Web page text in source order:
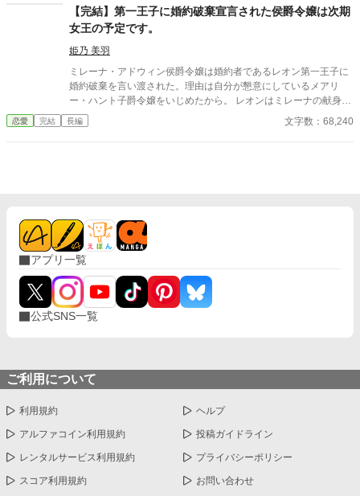
決意し、国を去ろうとする。 しかしその道中、レイアー嬢の実
家の襲撃に遭い、スノーは命を落とす寸前、自身の命と引き換え
に広域回復魔法で多くの命を救う。 これでスノーの、人生は終
わりのはずだった。 だが次に目を覚ますと、スノーは三年前の
結婚式当日に戻っていた。何度死んでも、何度拒絶しても、結婚
式の誓いの瞬間へと戻される。 番から逃れようと、スノーは何
度も死を選ぶが――。
【完結】第一王子に婚約破棄宣言された侯爵令嬢は次期
女王の予定です。
姫乃 美羽
ミレーナ・アドウィン侯爵令嬢は婚約者であるレオン第一王子に
婚約破棄を言い渡された。理由は自分が懇意にしているメアリ
ー・ハント子爵令嬢をいじめたから。 レオンはミレーナの献身と
メアリーの本性、国王夫妻の葛藤を知らぬまま王族としてあるま
じき暴走をしている。そんな彼を遂に国王夫妻が見限った。そん
恋愛 完結 長編 文字数：68,240
アプリ一覧
公式SNS一覧
ご利用について
利用規約 ヘルプ
アルファコイン利用規約 投稿ガイドライン
レンタルサービス利用規約 プライバシーポリシー
スコア利用規約 お問い合わせ